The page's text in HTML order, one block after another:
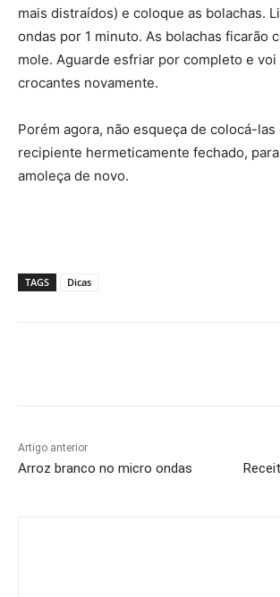
mais distraídos) e coloque as bolachas.
ondas por 1 minuto. As bolachas ficarão
mole. Aguarde esfriar por completo e
crocantes novamente.
Porém agora, não esqueça de colocá-las
recipiente hermeticamente fechado,
amoleça de novo.
TAGS Dicas
Artigo anterior
Arroz branco no micro ondas